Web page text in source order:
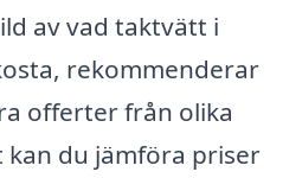
av vad taktvätt i
rekommenderar
offerter från olika
kan du jämföra priser